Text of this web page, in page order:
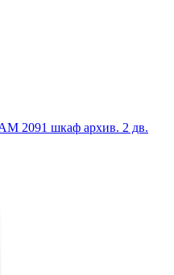
2091 шкаф архив. 2 дв.